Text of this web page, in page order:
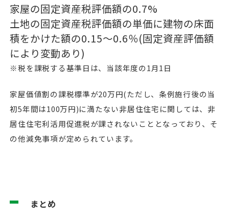
家屋の固定資産税評価額の0.7%
土地の固定資産税評価額の単価に建物の床面
積をかけた額の0.15～0.6％(固定資産評価額
により変動あり)
※税を課税する基準日は、当該年度の1月1日
家屋価値割の課税標準が20万円(ただし、条例施行後の当
初5年間は100万円)に満たない非居住住宅に関しては、非
居住住宅利活用促進税が課されないこととなっており、そ
の他減免事項が定められています。
まとめ